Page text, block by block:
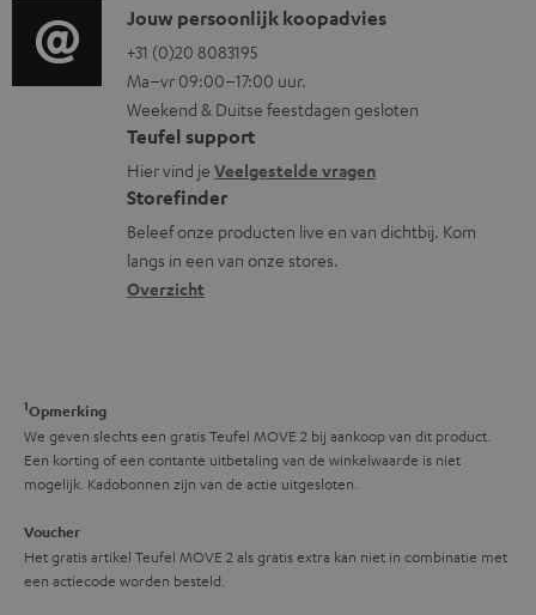
r
m
a
t
i
e
e
i
n
f
o
r
m
a
i
o
g
l
o
s
s
a
r
C
o
n
t
a
c
t
i
n
m
a
i
e
Jouw persoonlijk koopadvies
+31 (0)20 8083195
Ma–vr 09:00–17:00 uur.
Weekend & Duitse feestdagen gesloten
Teufel support
Hier vind je Veelgestelde vragen
Storefinder
Beleef onze producten live en van dichtbij. Kom
langs in een van onze stores.
Overzicht
1Opmerking
We geven slechts een gratis Teufel MOVE 2 bij aankoop van dit product.
Een korting of een contante uitbetaling van de winkelwaarde is niet
mogelijk. Kadobonnen zijn van de actie uitgesloten.
Voucher
Het gratis artikel Teufel MOVE 2 als gratis extra kan niet in combinatie met
een actiecode worden besteld.